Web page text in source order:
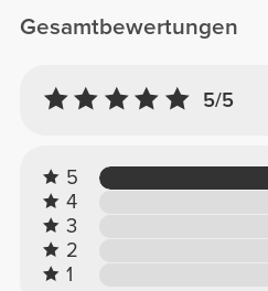
Gesamtbewertungen
5/5
5
4
3
2
1